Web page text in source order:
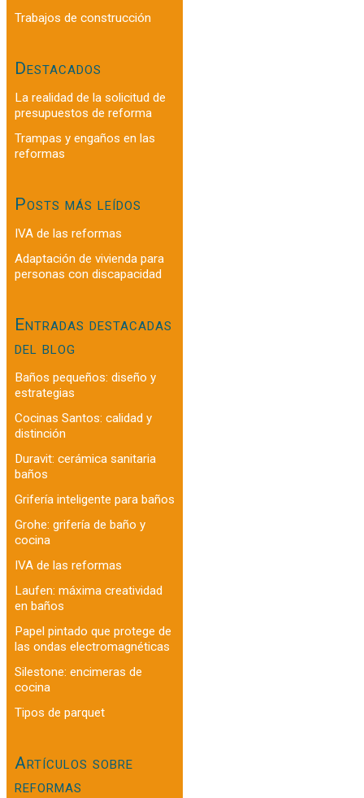
Trabajos de construcción
Destacados
La realidad de la solicitud de
presupuestos de reforma
Trampas y engaños en las
reformas
Posts más leídos
IVA de las reformas
Adaptación de vivienda para
personas con discapacidad
Entradas destacadas
del blog
Baños pequeños: diseño y
estrategias
Cocinas Santos: calidad y
distinción
Duravit: cerámica sanitaria
baños
Grifería inteligente para baños
Grohe: grifería de baño y
cocina
IVA de las reformas
Laufen: máxima creatividad
en baños
Papel pintado que protege de
las ondas electromagnéticas
Silestone: encimeras de
cocina
Tipos de parquet
Artículos sobre
reformas